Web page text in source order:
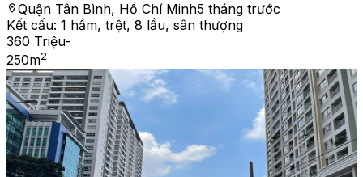
Quận Tân Bình, Hồ Chí Minh5 tháng trước
Kết cấu: 1 hầm, trệt, 8 lầu, sân thượng
360 Triệu-
250m2